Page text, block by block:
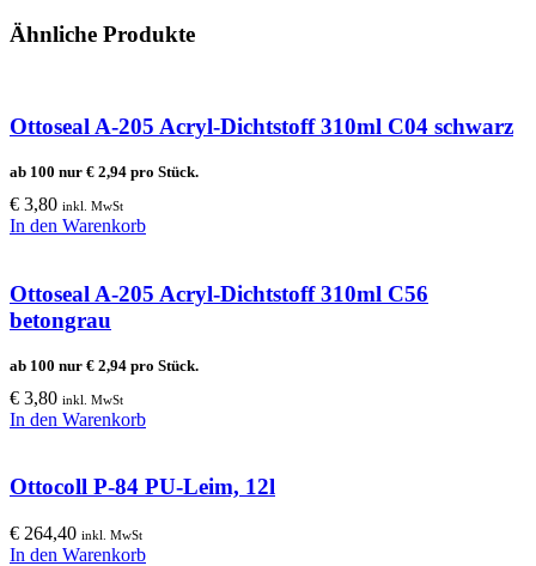
Ähnliche Produkte
Ottoseal A-205 Acryl-Dichtstoff 310ml C04 schwarz
ab 100 nur € 2,94 pro Stück.
€ 3,80 inkl. MwSt
In den Warenkorb
Ottoseal A-205 Acryl-Dichtstoff 310ml C56
betongrau
ab 100 nur € 2,94 pro Stück.
€ 3,80 inkl. MwSt
In den Warenkorb
Ottocoll P-84 PU-Leim, 12l
€ 264,40 inkl. MwSt
In den Warenkorb